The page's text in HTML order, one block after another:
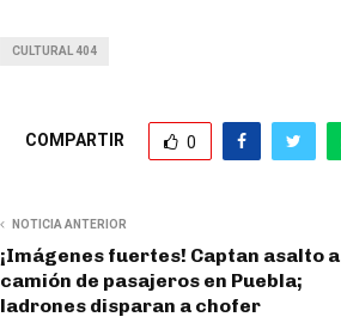
CULTURAL 404
COMPARTIR 0
NOTICIA ANTERIOR
¡Imágenes fuertes! Captan asalto a
camión de pasajeros en Puebla;
ladrones disparan a chofer